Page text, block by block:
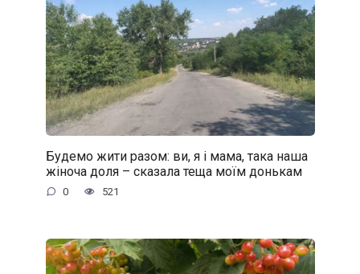
Будемо жити разом: ви, я і мама, така наша
жіноча доля – сказала теща моїм донькам
0 521